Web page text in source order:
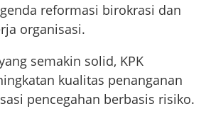
reformasi birokrasi dan
organisasi.
semakin solid, KPK
kualitas penanganan
pencegahan berbasis risiko.